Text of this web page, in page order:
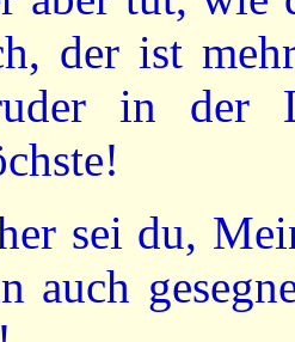
der ist
in der
sei du,
auch